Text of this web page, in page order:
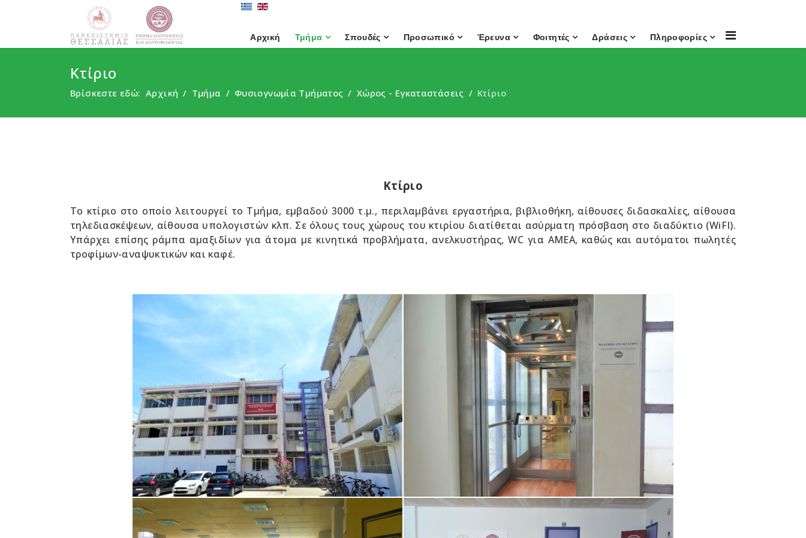
Αρχική Τμήμα Σπουδές Προσωπικό Έρευνα Φοιτητές Δράσεις Πληροφορίες
Κτίριο
Βρίσκεστε εδώ: Αρχική Τμήμα Φυσιογνωμία Τμήματος Χώρος - Eγκαταστάσεις Κτίριο
Κτίριο
Το κτίριο στο οποίο λειτουργεί το Τμήμα, εμβαδού 3000 τ.μ., περιλαμβάνει εργαστήρια, βιβλιοθήκη, αίθουσες διδασκαλίες, αίθουσα
τηλεδιασκέψεων, αίθουσα υπολογιστών κλπ. Σε όλους τους χώρους του κτιρίου διατίθεται ασύρματη πρόσβαση στο διαδύκτιο (WiFI).
Υπάρχει επίσης ράμπα αμαξιδίων για άτομα με κινητικά προβλήματα, ανελκυστήρας, WC για ΑΜΕΑ, καθώς και αυτόματοι πωλητές
τροφίμων-αναψυκτικών και καφέ.